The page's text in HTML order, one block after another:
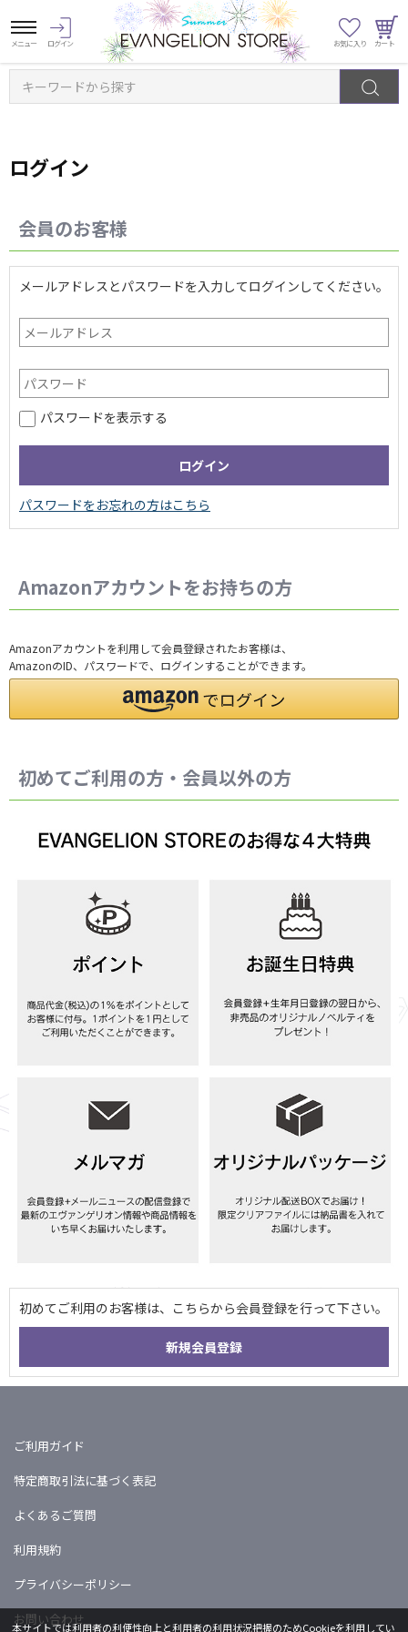
キーワードから探す
ログイン
会員のお客様
メールアドレスとパスワードを入力してログインしてください。
パスワードを表示する
Amazonアカウントをお持ちの方
Amazonアカウントを利用して会員登録されたお客様は、
AmazonのID、パスワードで、ログインすることができます。
初めてご利用の方・会員以外の方
ご利用ガイド
特定商取引法に基づく表記
よくあるご質問
利用規約
プライバシーポリシー
お問い合わせ
本サイトでは利用者の利便性向上と利用者の利用状況把握のためCookieを利用してい